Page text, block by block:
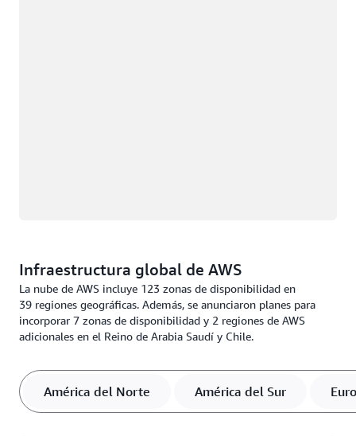
Infraestructura global de AWS
La nube de AWS incluye 123 zonas de disponibilidad en
39 regiones geográficas. Además, se anunciaron planes para
incorporar 7 zonas de disponibilidad y 2 regiones de AWS
adicionales en el Reino de Arabia Saudí y Chile.
América del Norte América del Sur